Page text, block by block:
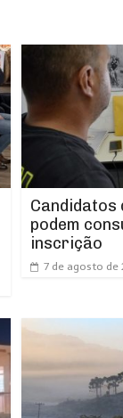
Candidatos
podem
inscrição
7 de agosto de